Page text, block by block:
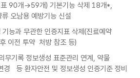
표 90개→59개) 기본기능 삭제 18개*,
오남용 예방기능 신설
능과 무관한 인증지표 삭제(진료예약
이전 투약 처방 참조 등)
기록 정보생성 표준관리 연계, 약물
경 등 환자안전 및 정보생성 인증기준 정비